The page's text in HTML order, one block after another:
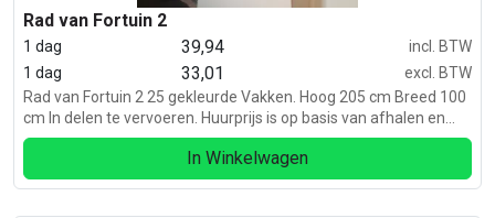
Rad van Fortuin 2
1 dag 39,94
incl. BTW
1 dag
33,01
excl. BTW
Rad van Fortuin 2 25 gekleurde Vakken. Hoog 205 cm Breed 100
cm In delen te vervoeren. Huurprijs is op basis van afhalen en
retour brengen. Vraag naar de bezorgservices van de
In Winkelwagen